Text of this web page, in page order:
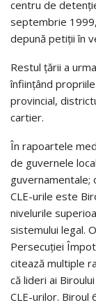
centru de
septembrie
depună petiţii în
Restul ţării a
înfiinţând
provincial,
cartier.
În rapoartele
de guvernele
guvernamentale;
CLE-urile este
nivelurile
sistemului legal.
Persecuţiei
citează multiple
că lideri ai
CLE-urilor. Biroul